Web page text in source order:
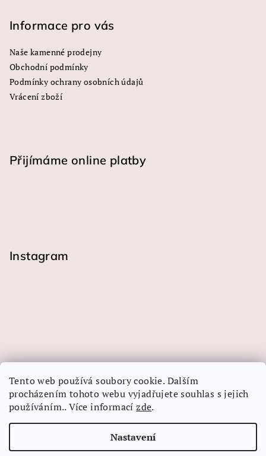
Tento web používá soubory cookie. Dalším
procházením tohoto webu vyjadřujete souhlas s jejich
používáním.. Více informacízde.
Nastavení
Informace pro vás
Naše kamenné prodejny
Obchodní podmínky
Podmínky ochrany osobních údajů
Vrácení zboží
Přijímáme online platby
Instagram
Sledovat na Instagramu